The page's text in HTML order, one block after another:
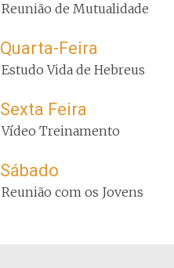
Reunião de Mutualidade
Quarta-Feira
Estudo Vida de Hebreus
Sexta Feira
Vídeo Treinamento
Sábado
Reunião com os Jovens